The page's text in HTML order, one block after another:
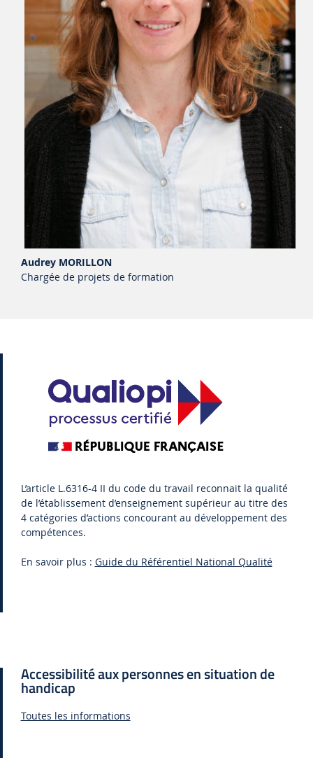
Audrey MORILLON
Chargée de projets de formation
L’article L.6316-4 II du code du travail reconnait la qualité
de l’établissement d’enseignement supérieur au titre des
4 catégories d’actions concourant au développement des
compétences.
En savoir plus : Guide du Référentiel National Qualité
Accessibilité aux personnes en situation de
handicap
Toutes les informations